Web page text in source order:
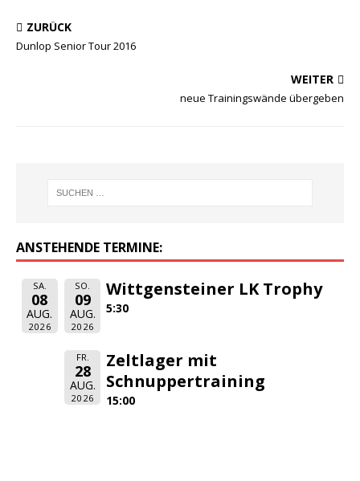
ZURÜCK
Dunlop Senior Tour 2016
WEITER
neue Trainingswände übergeben
ANSTEHENDE TERMINE:
SA.
08
AUG.
2026
SO.
09
AUG.
2026
Wittgensteiner LK Trophy
5:30
FR.
28
AUG.
2026
Zeltlager mit
Schnuppertraining
15:00